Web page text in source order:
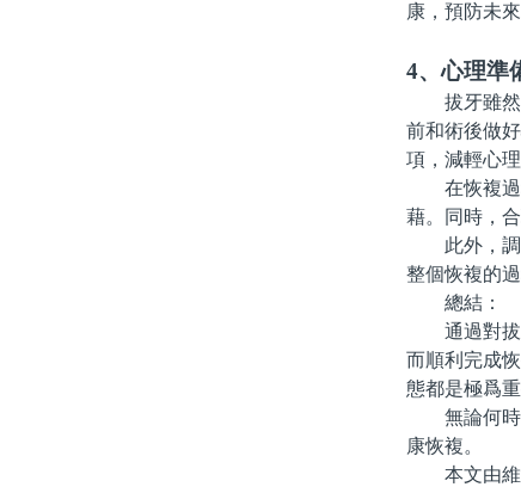
康，預防未
4、心理準
拔牙雖然是
前和術後做
項，減輕心理
在恢複過
藉。同時，
此外，調整
整個恢複的
總結：
通過對拔牙
而順利完成
態都是極爲重
無論何時，
康恢複。
本文由維